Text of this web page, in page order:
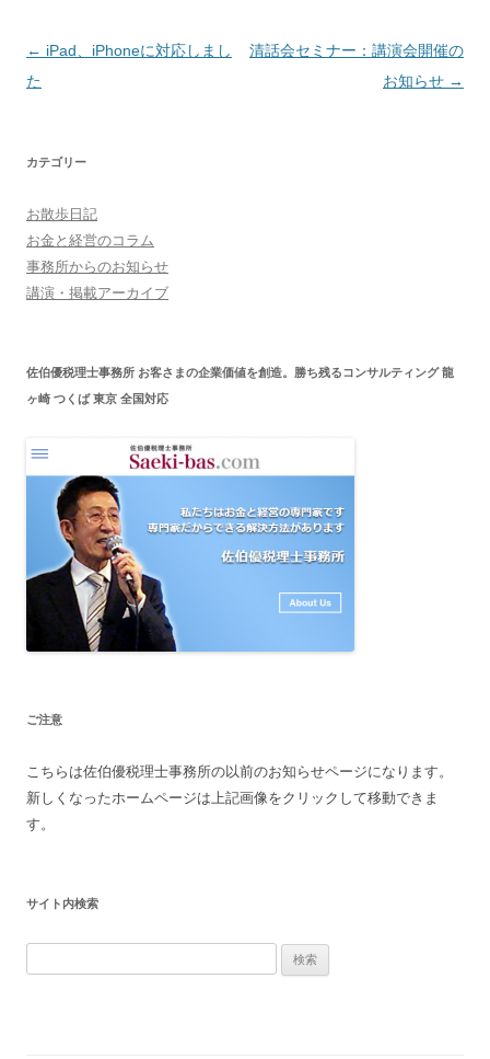
投
稿
ゲ
シ
ョ
ン
← iPad、iPhoneに対応しまし
た
清話会セミナー：講演会開催の
お知らせ →
カテゴリー
お散歩日記
お金と経営のコラム
事務所からのお知らせ
講演・掲載アーカイブ
佐伯優税理士事務所 お客さまの企業価値を創造。勝ち残るコンサルティング 龍
ヶ崎 つくば 東京 全国対応
ご注意
こちらは佐伯優税理士事務所の以前のお知らせページになります。
新しくなったホームページは上記画像をクリックして移動できま
す。
サイト内検索